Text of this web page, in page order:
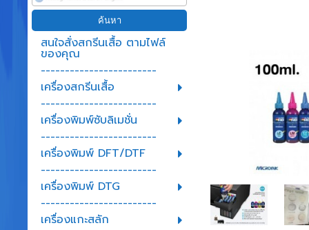
สนใจสั่งสกรีนเสื้อ ตามไฟล์
ของคุณ
------------------------
เครื่องสกรีนเสื้อ
------------------------
เครื่องพิมพ์ซับลิเมชั่น
------------------------
เครื่องพิมพ์ DFT/DTF
------------------------
เครื่องพิมพ์ DTG
------------------------
เครื่องแกะสลัก